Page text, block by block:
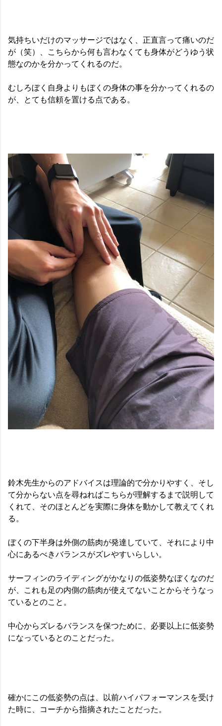
気持ちいだけのマッサージではなく、正直言って痛いのだ
が（笑）、こちらから何も言わなくても身体がどうゆう状
態なのかを分かってくれるのだ。
むしろぼく自身よりもぼくの身体の事を分かってくれるの
が、とても信頼を置ける点である。
鈴木先生からのアドバイスは理論的で分かりやすく、そし
て分からない点を尋ねればこちらが理解するまで説明して
くれて、そのほとんどを実際に身体を動かして教えてくれ
る。
ぼくの下半身は外側の筋肉が発達していて、それにより中
心にあるべきバランスがズレやすいらしい。
サーフィンのライディングがかなりの低姿勢なぼくなのだ
が、これも足の内側の筋肉が使えてないことからそうなっ
ているとのこと。
中心からズレるバランスを保つために、必要以上に低姿勢
になっているとのことだった。
確かにこの低姿勢の点は、以前ハイパフォーマンスを受け
た時に、コーチから指摘されたことだった。